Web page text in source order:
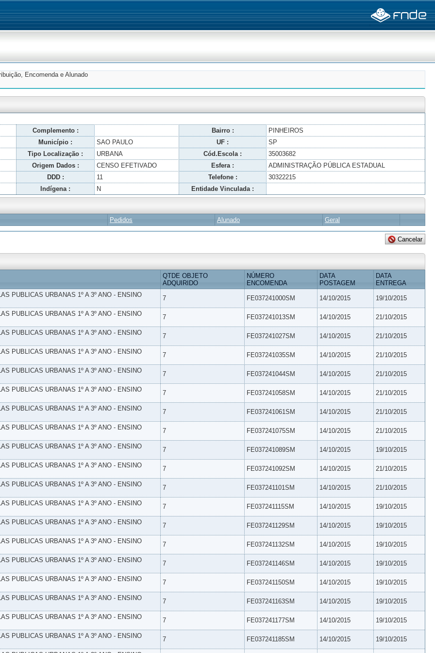
Encomenda e Alunado
Complemento : Bairro :
PINHEIROS
Município :
SAO PAULO UF :
SP
Tipo Localização :
URBANA Cód.Escola :
35003682
Origem Dados :
CENSO EFETIVADO Esfera :
ADMINISTRAÇÃO PÚBLICA ESTADUAL
DDD :
11 Telefone :
30322215
Indígena :
N Entidade Vinculada :
Pedidos Alunado Geral
QTDE OBJETO
ADQUIRIDO
NÚMERO
ENCOMENDA
DATA
POSTAGEM
DATA
ENTREGA
PUBLICAS URBANAS 1º A 3º ANO - ENSINO
7 FE037241000SM 14/10/2015 19/10/2015
PUBLICAS URBANAS 1º A 3º ANO - ENSINO 7 FE037241013SM 14/10/2015 21/10/2015
PUBLICAS URBANAS 1º A 3º ANO - ENSINO 7 FE037241027SM 14/10/2015 21/10/2015
PUBLICAS URBANAS 1º A 3º ANO - ENSINO 7 FE037241035SM 14/10/2015 21/10/2015
PUBLICAS URBANAS 1º A 3º ANO - ENSINO 7 FE037241044SM 14/10/2015 21/10/2015
PUBLICAS URBANAS 1º A 3º ANO - ENSINO 7 FE037241058SM 14/10/2015 21/10/2015
PUBLICAS URBANAS 1º A 3º ANO - ENSINO 7 FE037241061SM 14/10/2015 21/10/2015
PUBLICAS URBANAS 1º A 3º ANO - ENSINO 7 FE037241075SM 14/10/2015 21/10/2015
PUBLICAS URBANAS 1º A 3º ANO - ENSINO 7 FE037241089SM 14/10/2015 19/10/2015
PUBLICAS URBANAS 1º A 3º ANO - ENSINO 7 FE037241092SM 14/10/2015 21/10/2015
PUBLICAS URBANAS 1º A 3º ANO - ENSINO 7 FE037241101SM 14/10/2015 21/10/2015
PUBLICAS URBANAS 1º A 3º ANO - ENSINO 7 FE037241115SM 14/10/2015 19/10/2015
PUBLICAS URBANAS 1º A 3º ANO - ENSINO 7 FE037241129SM 14/10/2015 19/10/2015
PUBLICAS URBANAS 1º A 3º ANO - ENSINO 7 FE037241132SM 14/10/2015 19/10/2015
PUBLICAS URBANAS 1º A 3º ANO - ENSINO 7 FE037241146SM 14/10/2015 19/10/2015
PUBLICAS URBANAS 1º A 3º ANO - ENSINO 7 FE037241150SM 14/10/2015 19/10/2015
PUBLICAS URBANAS 1º A 3º ANO - ENSINO 7 FE037241163SM 14/10/2015 19/10/2015
PUBLICAS URBANAS 1º A 3º ANO - ENSINO 7 FE037241177SM 14/10/2015 19/10/2015
PUBLICAS URBANAS 1º A 3º ANO - ENSINO 7 FE037241185SM 14/10/2015 19/10/2015